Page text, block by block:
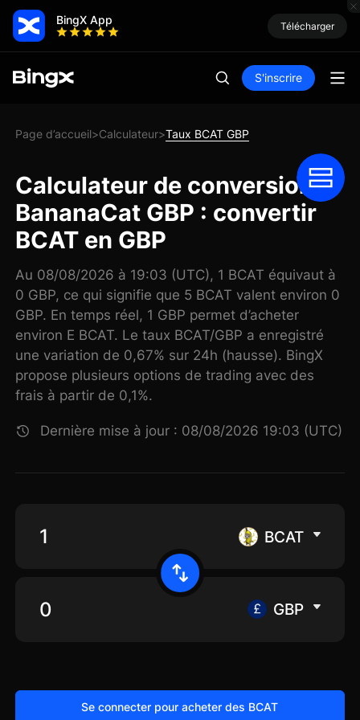
BingX App Télécharger
S'inscrire
Page d’accueil>Calculateur>Taux BCAT GBP
Calculateur de conversion
BananaCat GBP : convertir
BCAT en GBP
Au 08/08/2026 à 19:03 (UTC), 1 BCAT équivaut à
0 GBP, ce qui signifie que 5 BCAT valent environ 0
GBP. En temps réel, 1 GBP permet d’acheter
environ E BCAT. Le taux BCAT/GBP a enregistré
une variation de 0,67% sur 24h (hausse). BingX
propose plusieurs options de trading avec des
frais à partir de 0,1%.
Dernière mise à jour : 08/08/2026 19:03 (UTC)
BCAT
GBP
Se connecter pour acheter des BCAT